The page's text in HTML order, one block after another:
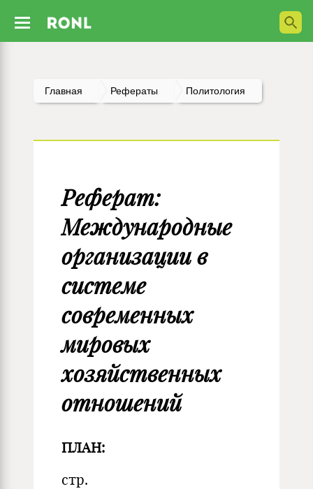
Главная Рефераты Политология
Реферат:
Международные
организации в
системе
современных
мировых
хозяйственных
отношений
ПЛАН:
стр.